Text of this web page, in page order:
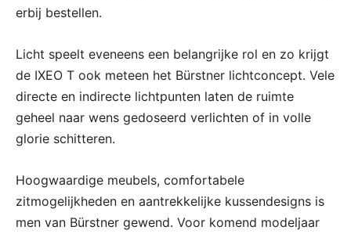
erbij bestellen.
Licht speelt eveneens een belangrijke rol en zo krijgt
de IXEO T ook meteen het Bürstner lichtconcept. Vele
directe en indirecte lichtpunten laten de ruimte
geheel naar wens gedoseerd verlichten of in volle
glorie schitteren.
Hoogwaardige meubels, comfortabele
zitmogelijkheden en aantrekkelijke kussendesigns is
men van Bürstner gewend. Voor komend modeljaar